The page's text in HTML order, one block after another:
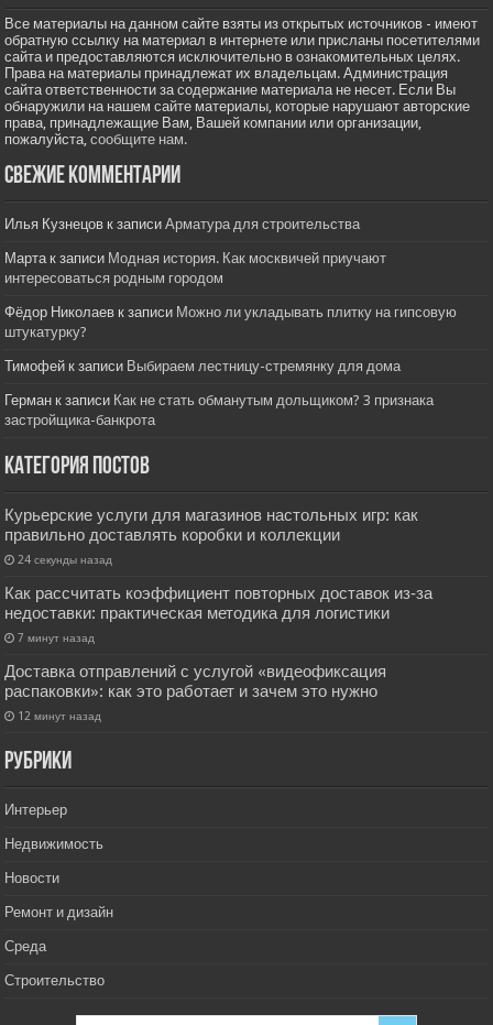
Все материалы на данном сайте взяты из открытых источников - имеют
обратную ссылку на материал в интернете или присланы посетителями
сайта и предоставляются исключительно в ознакомительных целях.
Права на материалы принадлежат их владельцам. Администрация
сайта ответственности за содержание материала не несет. Если Вы
обнаружили на нашем сайте материалы, которые нарушают авторские
права, принадлежащие Вам, Вашей компании или организации,
пожалуйста,сообщите нам.
Свежие комментарии
Илья Кузнецов к записиАрматура для строительства
Мартак записи Модная история. Как москвичей приучают
интересоваться родным городом
Фёдор Николаев к записи Можно ли укладывать плитку на гипсовую
штукатурку?
Тимофей к записи Выбираем лестницу-стремянку для дома
Герман к записи Как не стать обманутым дольщиком? 3 признака
застройщика-банкрота
Категория постов
Курьерские услуги для магазинов настольных игр: как
правильно доставлять коробки и коллекции
24 секунды назад
Как рассчитать коэффициент повторных доставок из‑за
недоставки: практическая методика для логистики
7 минут назад
Доставка отправлений с услугой «видеофиксация
распаковки»: как это работает и зачем это нужно
12 минут назад
РУбрики
Интерьер
Недвижимость
Новости
Ремонт и дизайн
Среда
Строительство